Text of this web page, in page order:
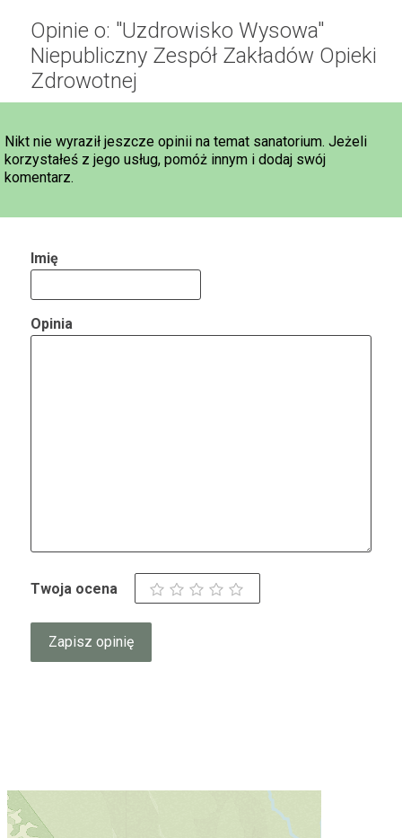
Opinie o: "Uzdrowisko Wysowa"
Niepubliczny Zespół Zakładów Opieki
Zdrowotnej
Nikt nie wyraził jeszcze opinii na temat sanatorium. Jeżeli
korzystałeś z jego usług, pomóż innym i dodaj swój
komentarz.
Imię
Opinia
Twoja ocena